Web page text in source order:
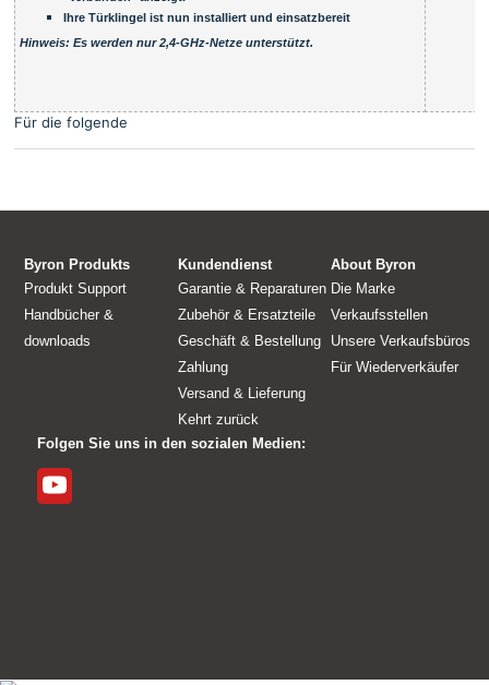
Ihre Türklingel ist nun installiert und einsatzbereit
Hinweis: Es werden nur 2,4-GHz-Netze unterstützt.
Für die folgende
Byron Produkts
Produkt Support
Handbücher &
downloads
Kundendienst
Garantie & Reparaturen
Zubehör & Ersatzteile
Geschäft & Bestellung
Zahlung
Versand & Lieferung
Kehrt zurück
About Byron
Die Marke
Verkaufsstellen
Unsere Verkaufsbüros
Für Wiederverkäufer
Folgen Sie uns in den sozialen Medien: